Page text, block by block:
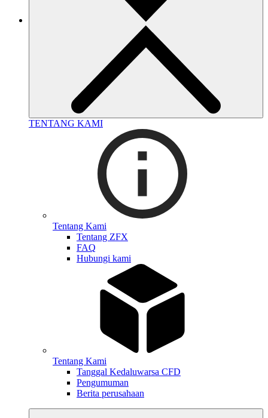
TENTANG KAMI
Tentang Kami
Tentang ZFX
FAQ
Hubungi kami
Tentang Kami
Tanggal Kedaluwarsa CFD
Pengumuman
Berita perusahaan